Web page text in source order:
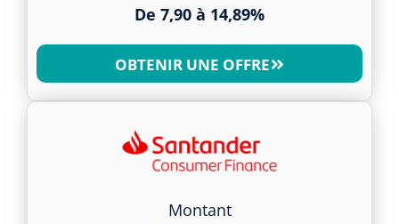
De 7,90 à 14,89%
OBTENIR UNE OFFRE
Montant